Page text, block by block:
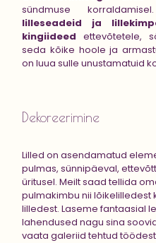
sündmuse
lilleseadeid ja
kingiideed ettevõtetele,
seda kõike hoole ja
on luua sulle unustamatuid
Dekoreerimine
Lilled on asendamatud
pulmas, sünnipäeval,
üritusel. Meilt saad tellida
pulmakimbu nii lõikelilledest
lilledest. Laseme fantaasial
lahendused nagu sina
vaata galeriid tehtud